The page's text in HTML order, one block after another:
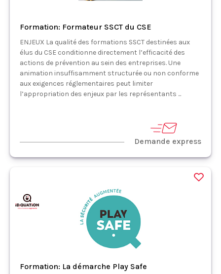
Formation: Formateur SSCT du CSE
ENJEUX La qualité des formations SSCT destinées aux
élus du CSE conditionne directement l’efficacité des
actions de prévention au sein des entreprises. Une
animation insuffisamment structurée ou non conforme
aux exigences réglementaires peut limiter
l’appropriation des enjeux par les représentants ...
Demande express
Formation: La démarche Play Safe